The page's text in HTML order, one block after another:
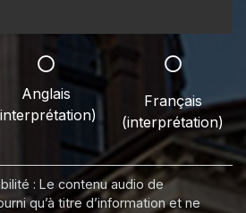
Anglais
Français
(interprétation)
: Le contenu audio de
qu’à titre d’information et ne